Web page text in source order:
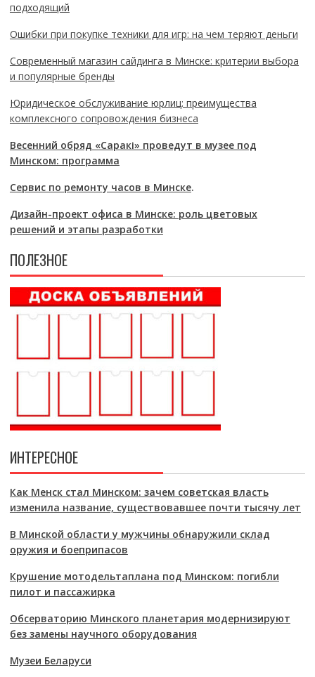
подходящий
Ошибки при покупке техники для игр: на чем теряют деньги
Современный магазин сайдинга в Минске: критерии выбора
и популярные бренды
Юридическое обслуживание юрлиц: преимущества
комплексного сопровождения бизнеса
Весенний обряд «Саракі» проведут в музее под
Минском: программа
Сервис по ремонту часов в Минске.
Дизайн-проект офиса в Минске: роль цветовых
решений и этапы разработки
ПОЛЕЗНОЕ
ИНТЕРЕСНОЕ
Как Менск стал Минском: зачем советская власть
изменила название, существовавшее почти тысячу лет
В Минской области у мужчины обнаружили склад
оружия и боеприпасов
Крушение мотодельтаплана под Минском: погибли
пилот и пассажирка
Обсерваторию Минского планетария модернизируют
без замены научного оборудования
Музеи Беларуси